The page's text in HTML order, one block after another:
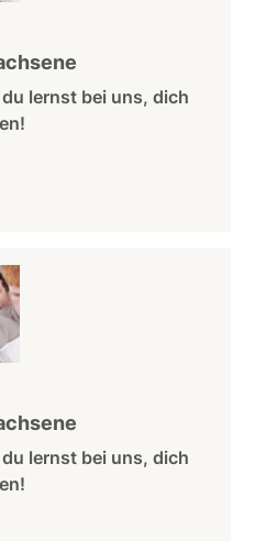
lernst bei uns, dich
lernst bei uns, dich